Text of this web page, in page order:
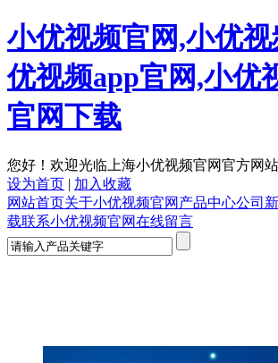
小优视频官网,小优
优视频app官网,小优
官网下载
您好！欢迎光临上海小优视频官网官方网站
设为首页 | 加入收藏
网站首页关于小优视频官网 产品中心公司
载联系小优视频官网在线留言